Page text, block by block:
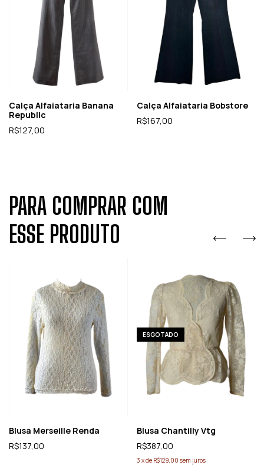
Calça Alfaiataria Banana
Republic
R$127,00
Calça Alfaiataria Bobstore
R$167,00
PARA COMPRAR COM
ESSE PRODUTO
Blusa Merseille Renda
R$137,00
ESGOTADO
Blusa Chantilly Vtg
R$387,00
3 xde R$129,00 sem juros